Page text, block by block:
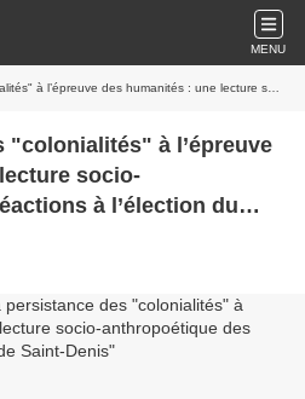
MENU
: une lecture socio-anthropoétique des réactions à l’élection du maire de Saint-Denis
"colonialités" à l’épreuve
socio-
à l’élection du